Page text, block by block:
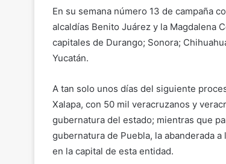
En su semana número 13 de campaña
alcaldías Benito Juárez y la Magdalena
capitales de Durango; Sonora;
Yucatán.
A tan solo unos días del siguiente
Xalapa, con 50 mil veracruzanos y
gubernatura del estado; mientras que
gubernatura de Puebla, la abanderada
en la capital de esta entidad.